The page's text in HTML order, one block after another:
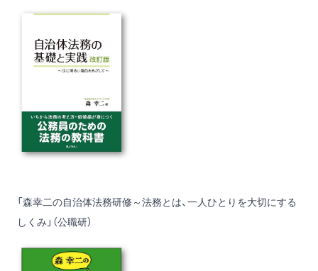
「森幸二の自治体法務研修～法務とは、一人ひとりを大切にする
しくみ」（公職研）